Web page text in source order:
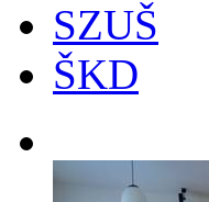
SZUŠ
ŠKD